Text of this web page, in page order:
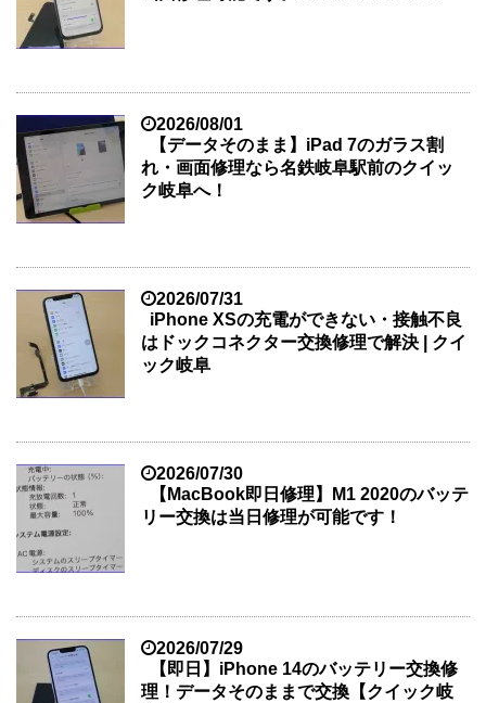
2026/08/01
【データそのまま】iPad 7のガラス割
れ・画面修理なら名鉄岐阜駅前のクイッ
ク岐阜へ！
2026/07/31
iPhone XSの充電ができない・接触不良
はドックコネクター交換修理で解決 | クイ
ック岐阜
2026/07/30
【MacBook即日修理】M1 2020のバッテ
リー交換は当日修理が可能です！
2026/07/29
【即日】iPhone 14のバッテリー交換修
理！データそのままで交換【クイック岐